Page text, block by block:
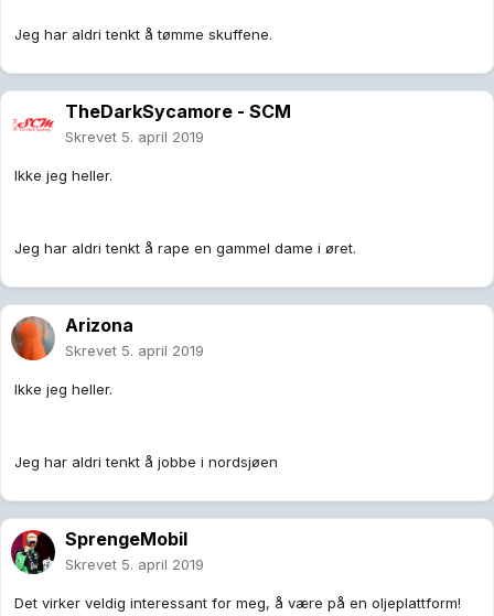
Jeg har aldri tenkt å tømme skuffene.
TheDarkSycamore - SCM
Skrevet 5. april 2019
Ikke jeg heller.
Jeg har aldri tenkt å rape en gammel dame i øret.
Arizona
Skrevet 5. april 2019
Ikke jeg heller.
Jeg har aldri tenkt å jobbe i nordsjøen
SprengeMobil
Skrevet 5. april 2019
Det virker veldig interessant for meg, å være på en oljeplattform!